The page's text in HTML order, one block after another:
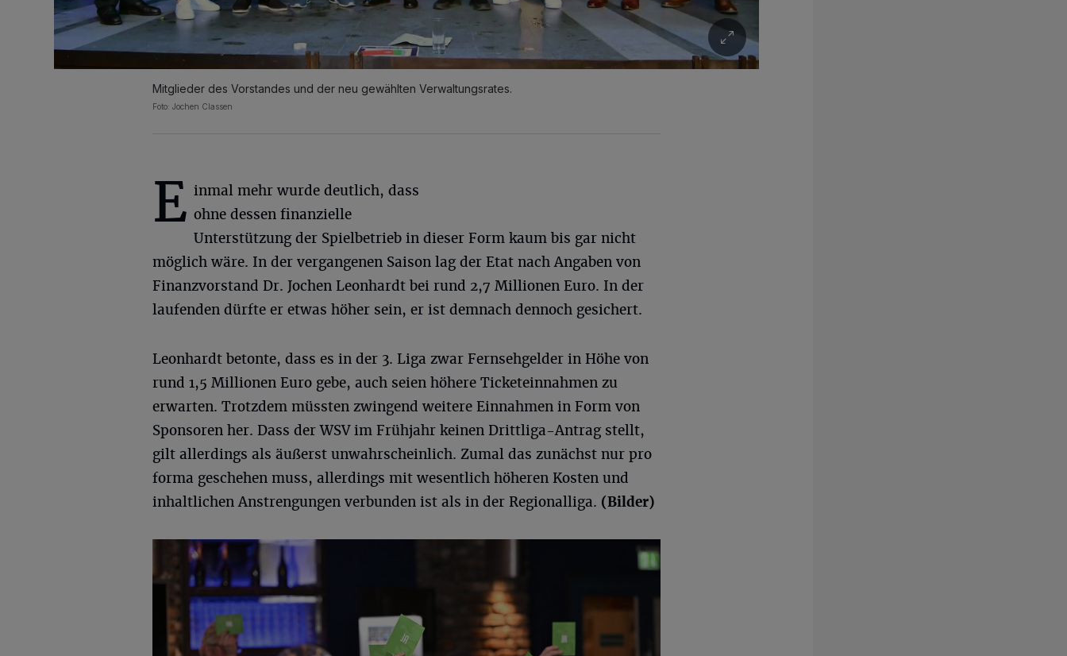
Mitglieder des Vorstandes und der neu gewählten Verwaltungsrates.
Foto: Jochen Classen
E inmal mehr wurde deutlich, dass
ohne dessen finanzielle
Unterstützung der Spielbetrieb in dieser Form kaum bis gar nicht
möglich wäre. In der vergangenen Saison lag der Etat nach Angaben von
Finanzvorstand Dr. Jochen Leonhardt bei rund 2,7 Millionen Euro. In der
laufenden dürfte er etwas höher sein, er ist demnach dennoch gesichert.
Leonhardt betonte, dass es in der 3. Liga zwar Fernsehgelder in Höhe von
rund 1,5 Millionen Euro gebe, auch seien höhere Ticketeinnahmen zu
erwarten. Trotzdem müssten zwingend weitere Einnahmen in Form von
Sponsoren her. Dass der WSV im Frühjahr keinen Drittliga-Antrag stellt,
gilt allerdings als äußerst unwahrscheinlich. Zumal das zunächst nur pro
forma geschehen muss, allerdings mit wesentlich höheren Kosten und
inhaltlichen Anstrengungen verbunden ist als in der Regionalliga. (Bilder)